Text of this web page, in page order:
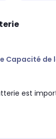
Capacité de
est